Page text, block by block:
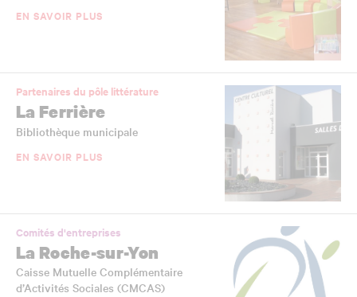
EN SAVOIR PLUS
Partenaires du pôle littérature
La Ferrière
Bibliothèque municipale
EN SAVOIR PLUS
Comités d'entreprises
La Roche-sur-Yon
Caisse Mutuelle Complémentaire
d’Activités Sociales (CMCAS)